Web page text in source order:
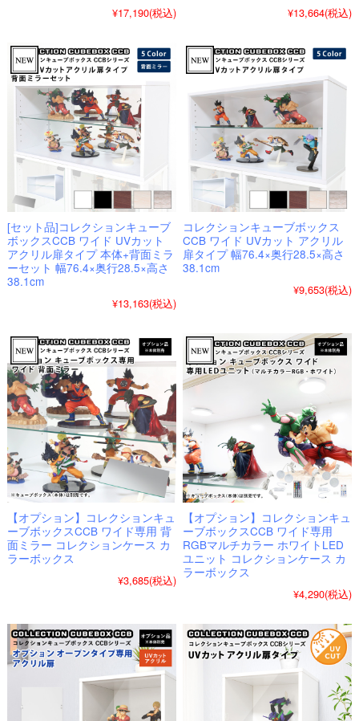
¥17,190(税込) ¥13,664(税込)
[セット品]コレクションキューブ
ボックスCCB ワイド UVカット
アクリル扉タイプ 本体+背面ミラ
ーセット 幅76.4×奥行28.5×高さ
38.1cm
¥13,163(税込)
コレクションキューブボックス
CCB ワイド UVカット アクリル
扉タイプ 幅76.4×奥行28.5×高さ
38.1cm
¥9,653(税込)
【オプション】コレクションキュ
ーブボックスCCB ワイド専用 背
面ミラー コレクションケース カ
ラーボックス
¥3,685(税込)
【オプション】コレクションキュ
ーブボックスCCB ワイド専用
RGBマルチカラー ホワイトLED
ユニット コレクションケース カ
ラーボックス
¥4,290(税込)